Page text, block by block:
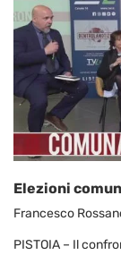
Elezioni
Francesco
PISTOIA – Il